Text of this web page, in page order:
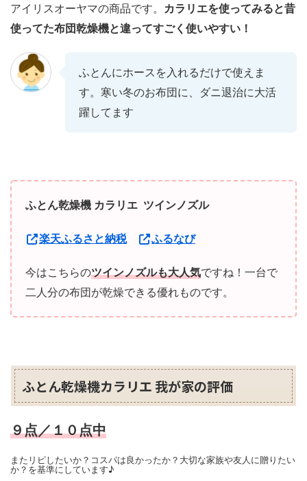
アイリスオーヤマの商品です。 カラリエを使ってみると昔
使ってた布団乾燥機と違ってすごく使いやすい！
ふとんにホースを入れるだけで使えま
す。寒い冬のお布団に、ダニ退治に大活
躍してます
ふとん乾燥機 カラリエ ツインノズル
楽天ふるさと納税 ふるなび
今はこちらのツインノズルも大人気ですね！一台で
二人分の布団が乾燥できる優れものです。
ふとん乾燥機カラリエ 我が家の評価
９点／１０点中
またリピしたいか？コスパは良かったか？大切な家族や友人に贈りたい
か？を基準にしています♪